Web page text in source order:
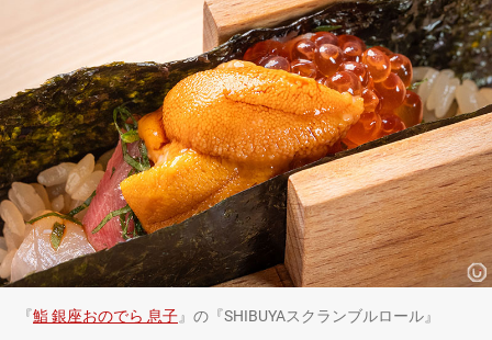
『鮨 銀座おのでら 息子』の『SHIBUYAスクランブルロール』